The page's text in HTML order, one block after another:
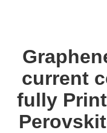
current
fully